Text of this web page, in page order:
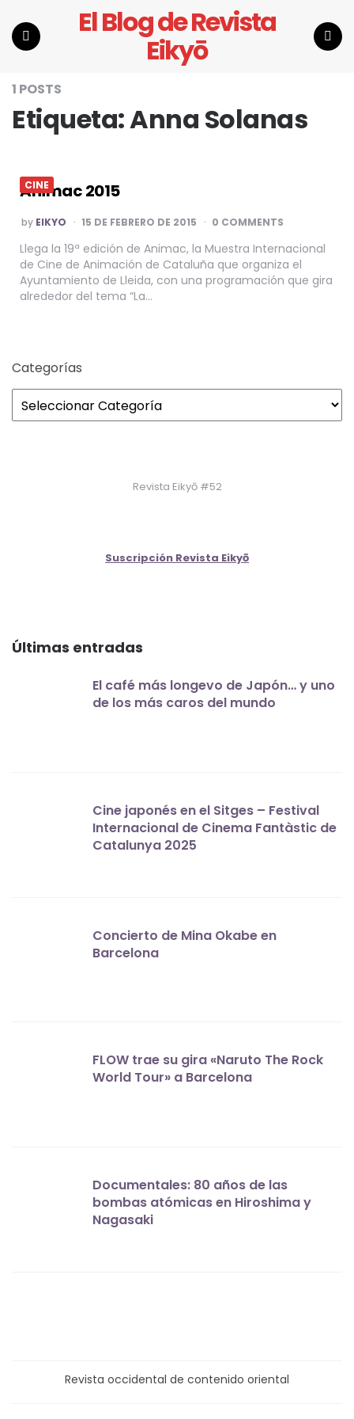
El Blog de Revista
Eikyō
1 POSTS
Etiqueta:Anna Solanas
CINE
Animac 2015
POSTED
BY
by EIKYO 15 DE FEBRERO DE 2015 0 COMMENTS
Llega la 19ª edición de Animac, la Muestra Internacional
de Cine de Animación de Cataluña que organiza el
Ayuntamiento de Lleida, con una programación que gira
alrededor del tema “La…
Categorías
Revista Eikyō #52
Suscripción Revista Eikyō
Últimas entradas
El café más longevo de Japón… y uno
de los más caros del mundo
Cine japonés en el Sitges – Festival
Internacional de Cinema Fantàstic de
Catalunya 2025
Concierto de Mina Okabe en
Barcelona
FLOW trae su gira «Naruto The Rock
World Tour» a Barcelona
Documentales: 80 años de las
bombas atómicas en Hiroshima y
Nagasaki
Revista occidental de contenido oriental